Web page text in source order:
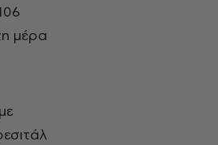
μέρα